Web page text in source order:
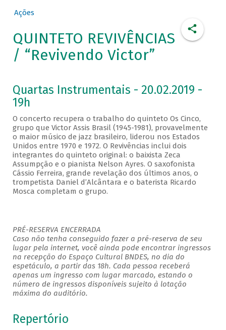
Ações
QUINTETO REVIVÊNCIAS
/ “Revivendo Victor”
Quartas Instrumentais - 20.02.2019 -
19h
O concerto recupera o trabalho do quinteto Os Cinco,
grupo que Victor Assis Brasil (1945-1981), provavelmente
o maior músico de jazz brasileiro, liderou nos Estados
Unidos entre 1970 e 1972. O Revivências inclui dois
integrantes do quinteto original: o baixista Zeca
Assumpção e o pianista Nelson Ayres. O saxofonista
Cássio Ferreira, grande revelação dos últimos anos, o
trompetista Daniel d’Alcântara e o baterista Ricardo
Mosca completam o grupo.
PRÉ-RESERVA ENCERRADA
Caso não tenha conseguido fazer a pré-reserva de seu
lugar pela internet, você ainda pode encontrar ingressos
na recepção do Espaço Cultural BNDES, no dia do
espetáculo, a partir das 18h. Cada pessoa receberá
apenas um ingresso com lugar marcado, estando o
número de ingressos disponíveis sujeito à lotação
máxima do auditório.
Repertório